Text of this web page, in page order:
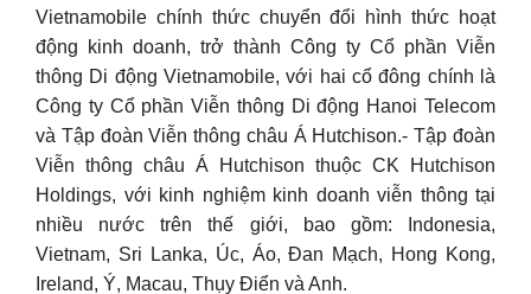
Vietnamobile chính thức chuyển đổi hình thức hoạt
động kinh doanh, trở thành Công ty Cổ phần Viễn
thông Di động Vietnamobile, với hai cổ đông chính là
Công ty Cổ phần Viễn thông Di động Hanoi Telecom
và Tập đoàn Viễn thông châu Á Hutchison.- Tập đoàn
Viễn thông châu Á Hutchison thuộc CK Hutchison
Holdings, với kinh nghiệm kinh doanh viễn thông tại
nhiều nước trên thế giới, bao gồm: Indonesia,
Vietnam, Sri Lanka, Úc, Áo, Đan Mạch, Hong Kong,
Ireland, Ý, Macau, Thụy Điển và Anh.